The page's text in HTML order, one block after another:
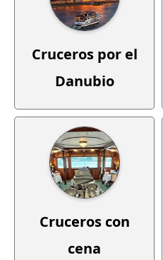
Cruceros por el
Danubio
Cruceros con
cena